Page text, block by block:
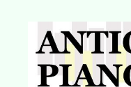
ダウ